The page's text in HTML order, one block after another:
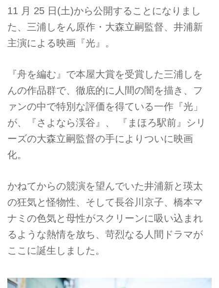
11 月 25 日(土)から公開することになりまし
た、三浦しをん原作・大森立嗣監督、井浦新
主演による映画『光』。
『舟を編む』で本屋大賞を受賞した三浦しを
んの作品群で、徹底的に人間の闇を描き、フ
ァンの中で特別な評価を得ている一作『光」
が、『さよなら渓谷』、 『まほろ駅前』シリ
ーズの大森立嗣監督の手によりついに映画
化。
かねてからの競演を望んでいた井浦新と瑛太
の狂気と怪物性、そして長谷川京子、橋本マ
ナミの色気と母性がスクリーンに吸い込まれ
るような熱情を放ち、苛烈なる人間ドラマが
ここに誕生しました。